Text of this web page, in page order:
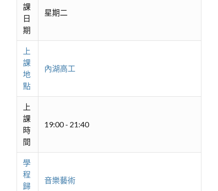
課
日
期
星期二
上
課
地
點
內湖高工
上
課
時
間
19:00 - 21:40
學
程
歸
音樂藝術